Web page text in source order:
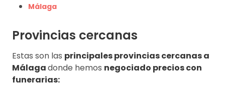
Málaga
Provincias cercanas
Estas son las principales provincias cercanas a
Málagadonde hemos negociado precios con
funerarias: